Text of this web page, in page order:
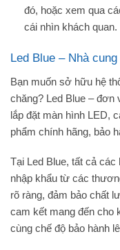
đó, hoặc xem qua
cái nhìn khách quan.
Led Blue – Nhà
Bạn muốn sở hữu hệ
chăng? Led Blue – đơn
lắp đặt màn hình LED,
phẩm chính hãng, bảo
Tại Led Blue, tất cả
nhập khẩu từ các
rõ ràng, đảm bảo chất
cam kết mang đến cho
cùng chế độ bảo hành